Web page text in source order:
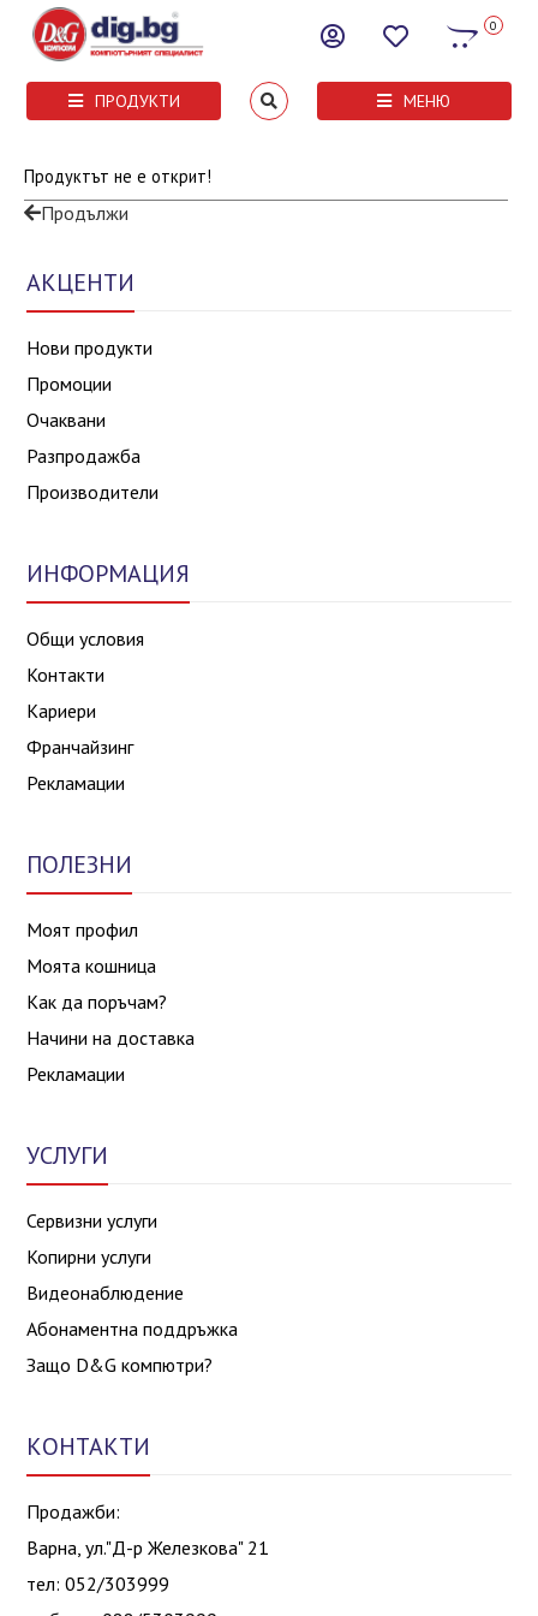
0
ПРОДУКТИ МЕНЮ
Продуктът не е открит!
Продължи
АКЦЕНТИ
Нови продукти
Промоции
Очаквани
Разпродажба
Производители
ИНФОРМАЦИЯ
Общи условия
Контакти
Кариери
Франчайзинг
Рекламации
ПОЛЕЗНИ
Моят профил
Моята кошница
Как да поръчам?
Начини на доставка
Рекламации
УСЛУГИ
Сервизни услуги
Копирни услуги
Видеонаблюдение
Абонаментна поддръжка
Защо D&G компютри?
КОНТАКТИ
Продажби:
Варна, ул."Д-р Железкова" 21
тел: 052/303999